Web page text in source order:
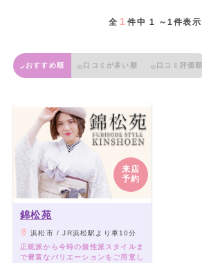
全 1 件中 1 ～1件表示
おすすめ順 口コミが多い順 口コミ評価順
来店
予約
錦松苑
浜松市 / JR浜松駅より車10分
正統派から今時の個性派スタイルま
で豊富なバリエーションをご用意し